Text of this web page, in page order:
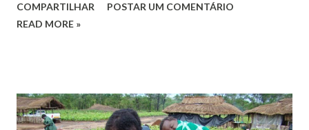
espiritual. Alguém duvida que tenha sido assim? Afinal
tratava-se da vinda do maior entre os muitos mensageiros
planejamento certamente antecedeu em incontáveis anos a
efetivação daquela encarnação, pois as palavras que lhe são
COMPARTILHAR
POSTAR UM COMENTÁRIO
READ MORE »